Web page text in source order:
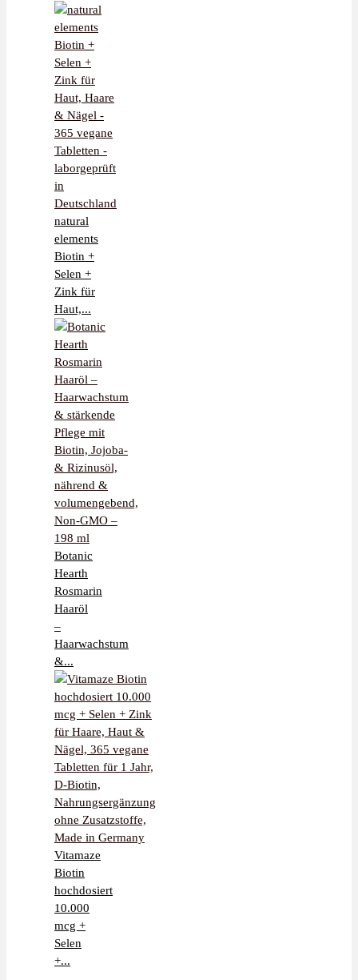
natural
elements
Biotin +
Selen +
Zink für
Haut,...
Botanic
Hearth
Rosmarin
Haaröl
–
Haarwachstum
&...
Vitamaze
Biotin
hochdosiert
10.000
mcg +
Selen
+...